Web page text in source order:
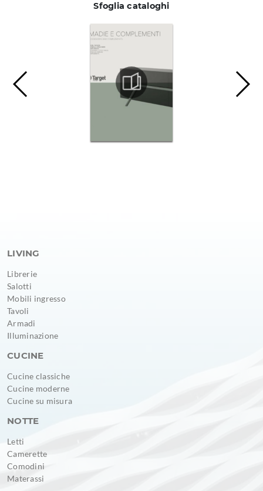
Sfoglia cataloghi
LIVING
Librerie
Salotti
Mobili ingresso
Tavoli
Armadi
Illuminazione
CUCINE
Cucine classiche
Cucine moderne
Cucine su misura
NOTTE
Letti
Camerette
Comodini
Materassi